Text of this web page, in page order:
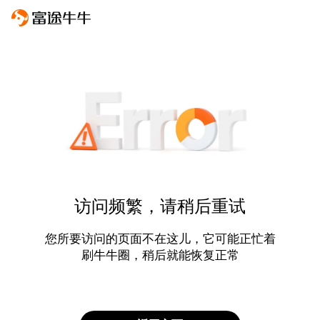
访问频繁，请稍后重试
您所要访问的页面不在这儿，它可能正忙着
刷牛牛圈，稍后就能恢复正常